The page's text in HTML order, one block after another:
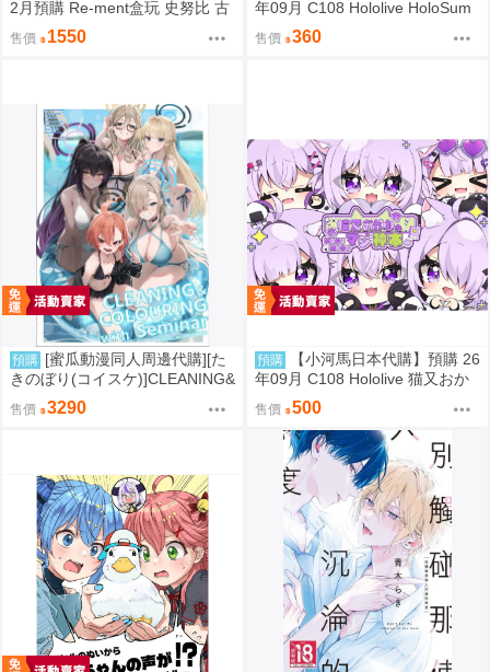
2月預購 Re-ment盒玩 史努比 古
董立體場景2
售價 1550
年09月 C108 Hololive HoloSum
mer 繪師:李神の落書き場
售價 360
預購 [蜜瓜動漫同人周邊代購][た
きのぼり(コイスケ)]CLEANING&
COLOURING with Seminar メ
ロンブックス新刊セット【メロ
軸特典版)(同人誌)
售價 3290
預購
【小河馬日本代購】預購 26
年09月 C108 Hololive 猫又おか
ゆのMOGUMOGUマジ神本 繪
師:むーらん 神岡ちろる
售價 500